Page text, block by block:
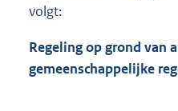
volgt:
Regeling op grond van
gemeenschappelijke